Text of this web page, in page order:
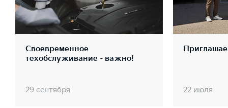
Своевременное
техобслуживание - важно!
29 сентября 22 июля